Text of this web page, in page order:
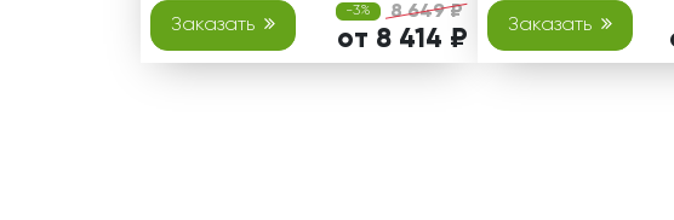
Заказать
-3% 8 649 ₽
от 8 414 ₽
Заказать